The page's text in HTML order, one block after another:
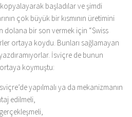
başladılar ve şimdi
çok büyük bir kısmının üretimini
dolana bir son vermek için “Swiss
ortaya koydu. Bunları sağlamayan
İsviçre de bunun
koymuştu:
yapılmalı ya da mekanizmanın
edilmeli,